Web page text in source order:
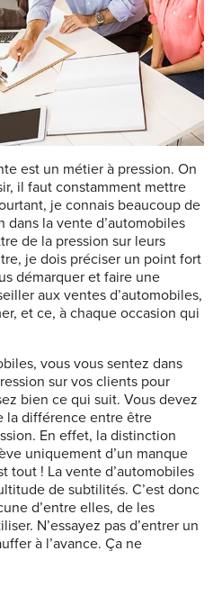
est un métier à pression. On
il faut constamment mettre
je connais beaucoup de
dans la vente d’automobiles
de la pression sur leurs
je dois préciser un point fort
démarquer et faire une
aux ventes d’automobiles,
et ce, à chaque occasion qui
vous vous sentez dans
sur vos clients pour
bien ce qui suit. Vous devez
la différence entre être
En effet, la distinction
uniquement d’un manque
tout ! La vente d’automobiles
de subtilités. C’est donc
d’entre elles, de les
N’essayez pas d’entrer un
à l’avance. Ça ne